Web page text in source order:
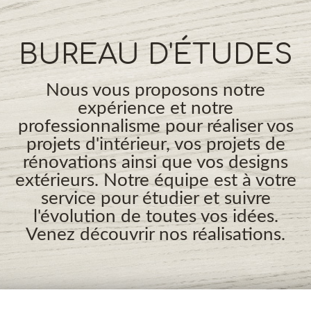
BUREAU D'ÉTUDES
Nous vous proposons notre
expérience et notre
professionnalisme pour réaliser vos
projets d'intérieur, vos projets de
rénovations ainsi que vos designs
extérieurs. Notre équipe est à votre
service pour étudier et suivre
l'évolution de toutes vos idées.
Venez découvrir nos réalisations.